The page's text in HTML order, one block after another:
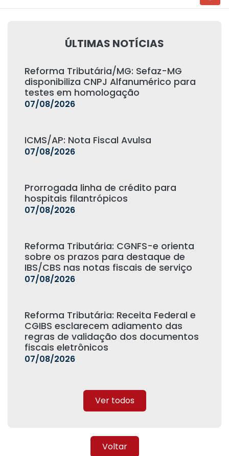
ÚLTIMAS NOTÍCIAS
Reforma Tributária/MG: Sefaz-MG
disponibiliza CNPJ Alfanumérico para
testes em homologação
07/08/2026
ICMS/AP: Nota Fiscal Avulsa
07/08/2026
Prorrogada linha de crédito para
hospitais filantrópicos
07/08/2026
Reforma Tributária: CGNFS-e orienta
sobre os prazos para destaque de
IBS/CBS nas notas fiscais de serviço
07/08/2026
Reforma Tributária: Receita Federal e
CGIBS esclarecem adiamento das
regras de validação dos documentos
fiscais eletrônicos
07/08/2026
Ver todos
Voltar